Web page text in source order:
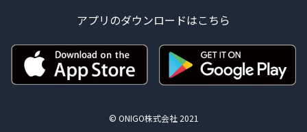
アプリのダウンロードはこちら
© ONIGO株式会社 2021